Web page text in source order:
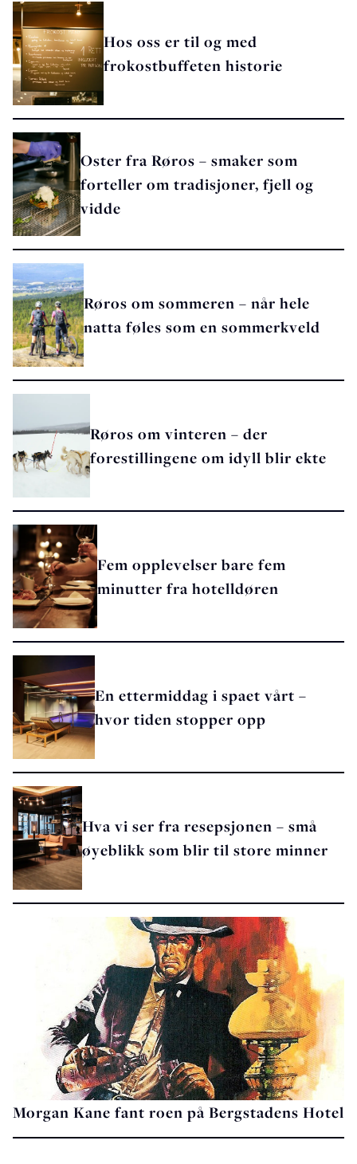
Hos oss er til og med
frokostbuffeten historie
Oster fra Røros – smaker som
forteller om tradisjoner, fjell og
vidde
Røros om sommeren – når hele
natta føles som en sommerkveld
Røros om vinteren – der
forestillingene om idyll blir ekte
Fem opplevelser bare fem
minutter fra hotelldøren
En ettermiddag i spaet vårt –
hvor tiden stopper opp
Hva vi ser fra resepsjonen – små
øyeblikk som blir til store minner
Morgan Kane fant roen på Bergstadens Hotel